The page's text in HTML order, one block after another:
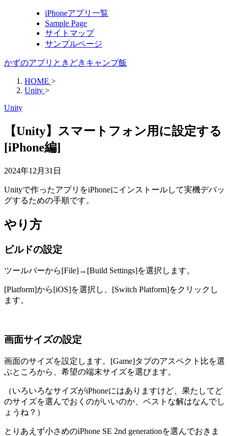
iPhoneアプリ一覧
Sample Page
サイトマップ
サンプルページ
かずのアプリときどきキャンプ飯
HOME >
Unity >
Unity
【Unity】スマートフォン用に設定する
[iPhone編]
2024年12月31日
Unityで作ったアプリをiPhoneにインストールして実機デバッ
グするための手順です。
やり方
ビルドの設定
ツールバーから[File]→[Build Settings]を選択します。
[Platform]から[iOS]を選択し、[Switch Platform]をクリックし
ます。
画面サイズの設定
画面のサイズを設定します。[Game]タブのアスペクト比を選
ぶところから、希望の端末サイズを選びます。
（いろいろなサイズがiPhoneにはありますけど、果たしてど
のサイズを選んでおくのがいいのか、ベストな解はなんでし
ょうね？）
とりあえず小さめのiPhone SE 2nd generationを選んでおきま